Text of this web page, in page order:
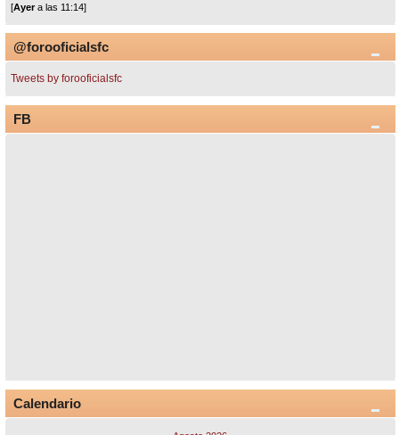
[Ayera las 11:14]
@forooficialsfc
Tweets by forooficialsfc
FB
Calendario